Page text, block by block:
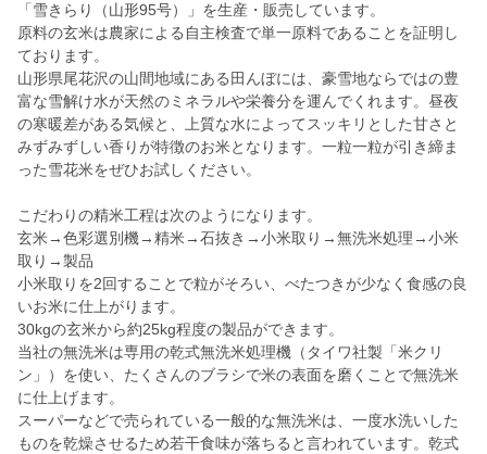
「雪きらり（山形95号）」を生産・販売しています。
原料の玄米は農家による自主検査で単一原料であることを証明し
ております。
山形県尾花沢の山間地域にある田んぼには、豪雪地ならではの豊
富な雪解け水が天然のミネラルや栄養分を運んでくれます。昼夜
の寒暖差がある気候と、上質な水によってスッキリとした甘さと
みずみずしい香りが特徴のお米となります。一粒一粒が引き締ま
った雪花米をぜひお試しください。
こだわりの精米工程は次のようになります。
玄米→色彩選別機→精米→石抜き→小米取り→無洗米処理→小米
取り→製品
小米取りを2回することで粒がそろい、べたつきが少なく食感の良
いお米に仕上がります。
30kgの玄米から約25kg程度の製品ができます。
当社の無洗米は専用の乾式無洗米処理機（タイワ社製「米クリ
ン」）を使い、たくさんのブラシで米の表面を磨くことで無洗米
に仕上げます。
スーパーなどで売られている一般的な無洗米は、一度水洗いした
ものを乾燥させるため若干食味が落ちると言われています。乾式